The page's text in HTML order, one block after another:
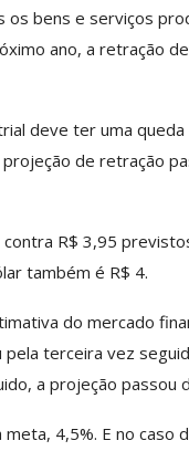
bens e serviços
ano, a retração
deve ter uma
de retração
R$ 3,95
também é R$ 4.
do mercado
pela terceira vez
a projeção passou
4,5%. E no caso